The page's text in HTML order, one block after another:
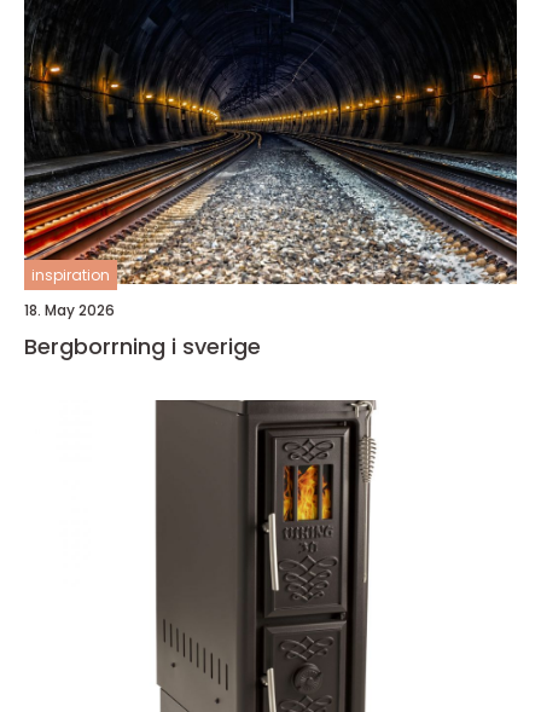
inspiration
18. May 2026
Bergborrning i sverige